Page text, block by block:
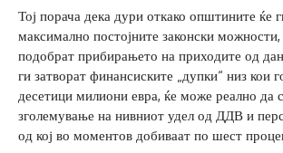
Тој порача дека дури откако општините ќе
максимално постојните законски
подобрат прибирањето на приходите од
ги затворат финансиските „дупки“ низ кои
десетици милиони евра, ќе може реално да
зголемување на нивниот удел од ДДВ и
од кој во моментов добиваат по шест